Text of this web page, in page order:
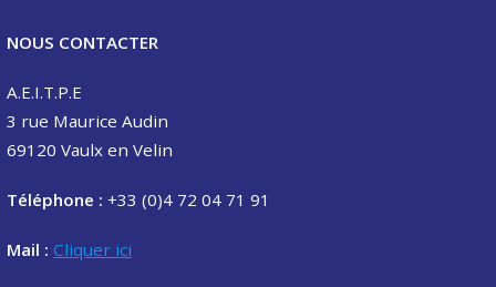
NOUS CONTACTER
A.E.I.T.P.E
3 rue Maurice Audin
69120 Vaulx en Velin
Téléphone : +33 (0)4 72 04 71 91
Mail : Cliquer ici